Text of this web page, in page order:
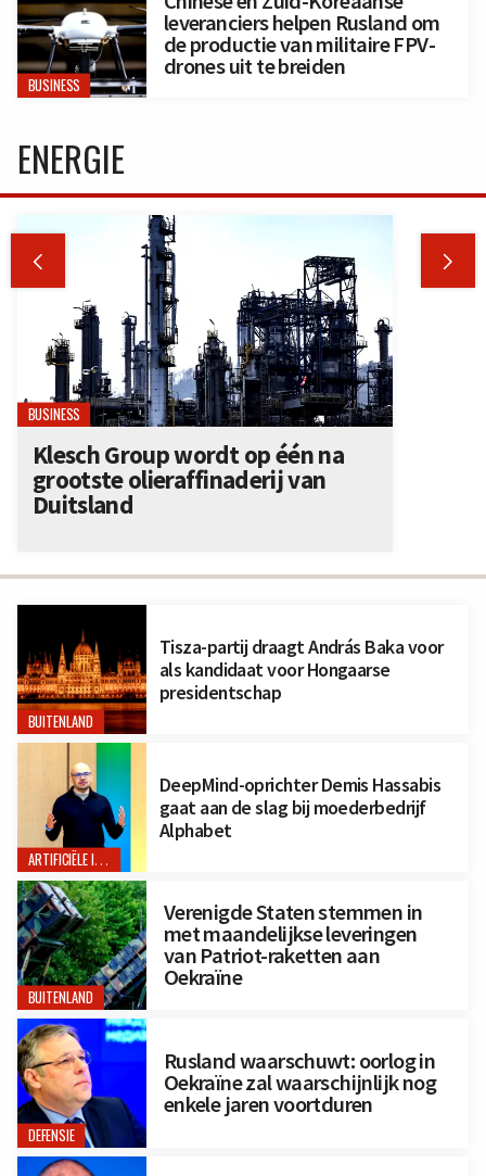
BUSINESS
leveranciers helpen Rusland om
de productie van militaire FPV-
drones uit te breiden
BUITENLAND
Tisza-partij draagt András Baka voor
als kandidaat voor Hongaarse
presidentschap
ARTIFICIËLE INTELLIGENTIE
DeepMind-oprichter Demis Hassabis
gaat aan de slag bij moederbedrijf
Alphabet
BUITENLAND
Verenigde Staten stemmen in
met maandelijkse leveringen
van Patriot-raketten aan
Oekraïne
DEFENSIE
Rusland waarschuwt: oorlog in
Oekraïne zal waarschijnlijk nog
enkele jaren voortduren
ENERGIE
 
BUSINESS
Klesch Group wordt op één na
grootste olieraffinaderij van
Duitsland